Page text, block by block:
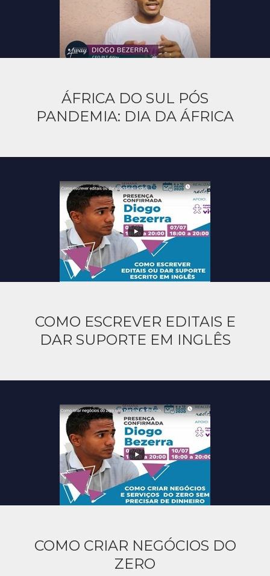
ÁFRICA DO SUL PÓS
PANDEMIA: DIA DA ÁFRICA
COMO ESCREVER EDITAIS E
DAR SUPORTE EM INGLÊS
COMO CRIAR NEGÓCIOS DO
ZERO